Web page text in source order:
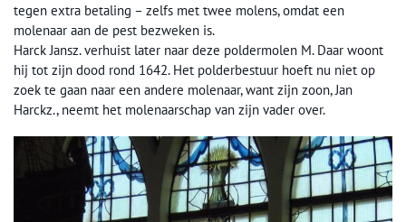
tegen extra betaling – zelfs met twee molens, omdat een
molenaar aan de pest bezweken is.
Harck Jansz. verhuist later naar deze poldermolen M. Daar woont
hij tot zijn dood rond 1642. Het polderbestuur hoeft nu niet op
zoek te gaan naar een andere molenaar, want zijn zoon, Jan
Harckz., neemt het molenaarschap van zijn vader over.